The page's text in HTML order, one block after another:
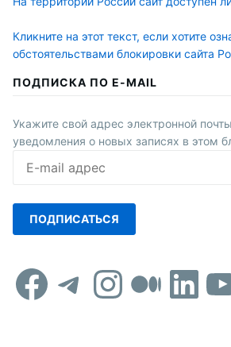
Кликните на этот текст, если хотите
обстоятельствами блокировки сайта
ПОДПИСКА ПО E-MAIL
Укажите свой адрес электронной
уведомления о новых записях в этом
mail
ПОДПИСАТЬСЯ
Facebook
Telegram